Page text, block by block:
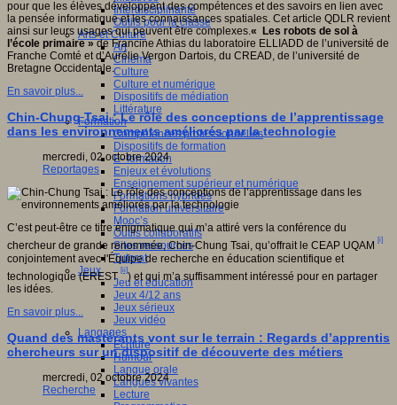
Interdisciplinarité
Outils pour la classe
Arts et Culture
Art
Cinéma
Culture
Culture et numérique
Dispositifs de médiation
Littérature
Formation
Compétences professionnelles
Dispositifs de formation
E- formation
Enjeux et évolutions
Enseignement supérieur et numérique
Formations hybrides
Formation universitaire
Mooc’s
Outils collaboratifs
Sites ressources
Tutorat
Jeux
Jeu et éducation
Jeux 4/12 ans
Jeux sérieux
Jeux vidéo
Langages
Ecriture
Humour
Langue orale
Langues vivantes
Lecture
pour que les élèves développent des compétences et des savoirs en lien avec
la pensée informatique et les connaissances spatiales. Cet article QDLR revient
ainsi sur leurs usages qui peuvent être complexes.« Les robots de sol à
l’école primaire »de Francine Athias du laboratoire ELLIADD de l’université de
Franche Comté et d’Aurélie Vergon Dartois, du CREAD, de l’université de
Bretagne Occidentale.
En savoir plus...
Chin-Chung Tsai : Le rôle des conceptions de l’apprentissage
dans les environnements améliorés par la technologie
mercredi, 02 octobre 2024
Reportages
C’est peut-être ce titre énigmatique qui m’a attiré vers la conférence du
chercheur de grande renommée, Chin-Chung Tsai, qu’offrait le CEAP UQAM
[i]
conjointement avec l'Équipe de recherche en éducation scientifique et
technologique (EREST
[ii]
) et qui m’a suffisamment intéressé pour en partager
les idées.
En savoir plus...
Quand des mastérants vont sur le terrain : Regards d’apprentis
chercheurs sur un dispositif de découverte des métiers
mercredi, 02 octobre 2024
Recherche